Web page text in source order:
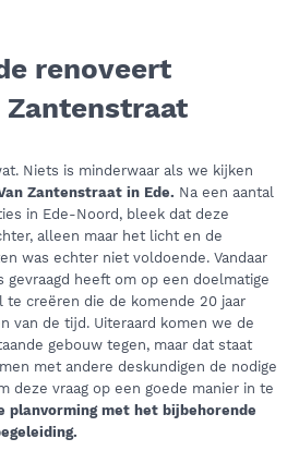
renoveert
Zantenstraat
Niets is minderwaar als we kijken
Zantenstraat in Ede. Na een aantal
in Ede-Noord, bleek dat deze
alleen maar het licht en de
was echter niet voldoende. Vandaar
gevraagd heeft om op een doelmatige
te creëren die de komende 20 jaar
van de tijd. Uiteraard komen we de
gebouw tegen, maar dat staat
met andere deskundigen de nodige
deze vraag op een goede manier in te
planvorming met het bijbehorende